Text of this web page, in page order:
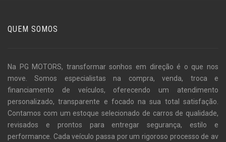
QUEM SOMOS
Na PG MOTORS, transformar sonhos em direção é o que nos
move. Somos especialistas na compra, venda, troca e
financiamento de veículos, oferecendo um atendimento
personalizado, transparente e focado na sua total satisfação.
Contamos com um estoque selecionado de carros de qualidade,
revisados e prontos para entregar segurança, estilo e
performance. Cada veículo passa por um rigoroso processo de av